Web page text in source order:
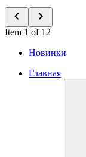
Item 1 of 12
Новинки
Главная